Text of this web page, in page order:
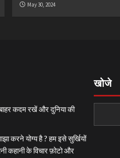
May 30, 2024
कदम रखें और दुनिया की
करने योग्य है ? हम इसे सुर्खियों
कहानी के विचार फ़ोटो और
खोजे